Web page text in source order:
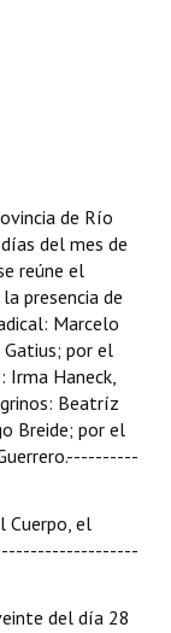
de Río
del mes de
reúne el
presencia de
Marcelo
Gatius; por el
Irma Haneck,
Beatríz
Breide; por el
Cuerpo, el
del día 28